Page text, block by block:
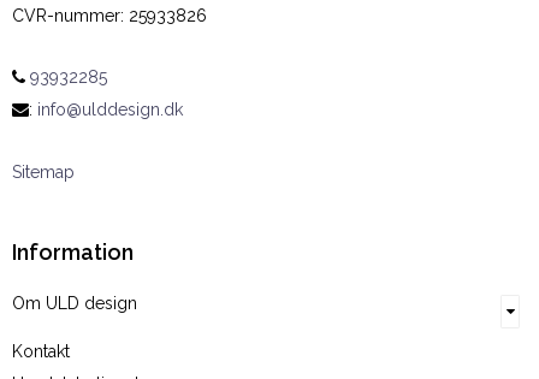
CVR-nummer: 25933826
93932285
: info@ulddesign.dk
Sitemap
Information
Om ULD design
Kontakt